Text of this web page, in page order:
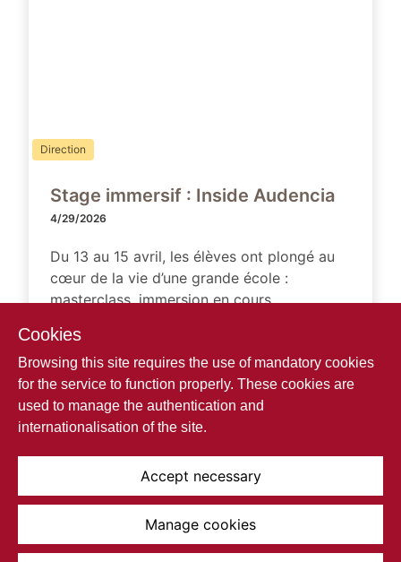
Direction
Stage immersif : Inside Audencia
4/29/2026
Du 13 au 15 avril, les élèves ont plongé au
cœur de la vie d’une grande école :
masterclass, immersion en cours,
parcours en finance, marketing, data et IA,
sans oublier la vie associative et la visite
spectaculaire de l'île aux machines! 3 jours
intenses, concrets ...
Read more...
Cookies
Browsing this site requires the use of mandatory cookies
for the service to function properly. These cookies are
used to manage the authentication and
internationalisation of the site.
Accept necessary
Manage cookies